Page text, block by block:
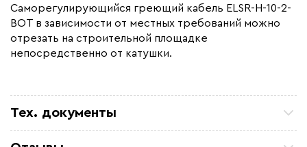
Саморегулирующийся греющий кабель ELSR-H-10-2-
BOT в зависимости от местных требований можно
отрезать на строительной площадке
непосредственно от катушки.
Тех. документы